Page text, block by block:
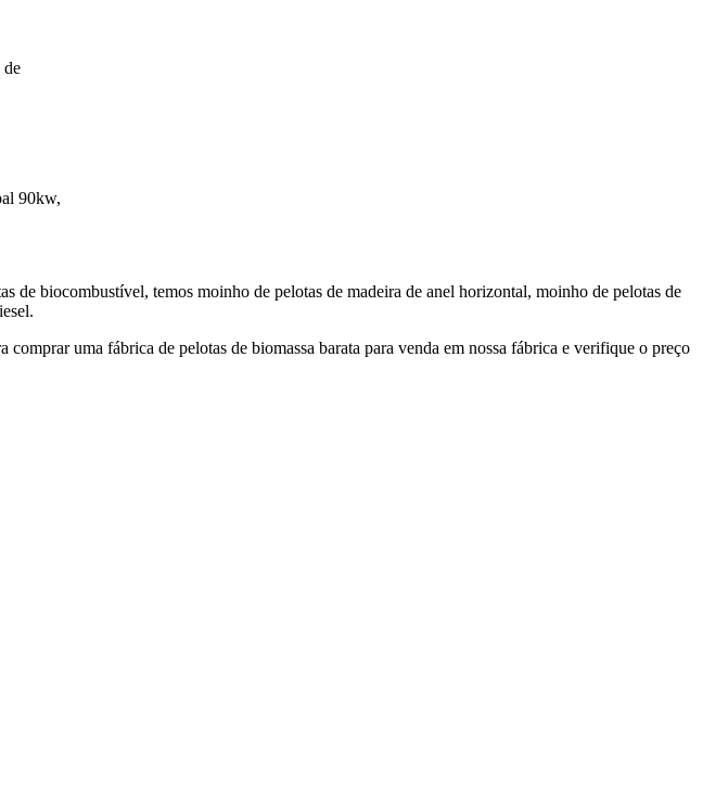
de
90kw,
de biocombustível, temos moinho de pelotas de madeira de anel horizontal, moinho de pelotas de
uma fábrica de pelotas de biomassa barata para venda em nossa fábrica e verifique o preço